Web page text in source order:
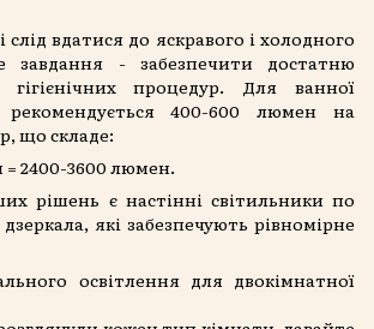
слід вдатися до яскравого і холодного
завдання - забезпечити достатню
процедур. Для ванної
400-600 люмен на
що складе:
= 2400-3600 люмен.
рішень є настінні світильники по
які забезпечують рівномірне
освітлення для двокімнатної